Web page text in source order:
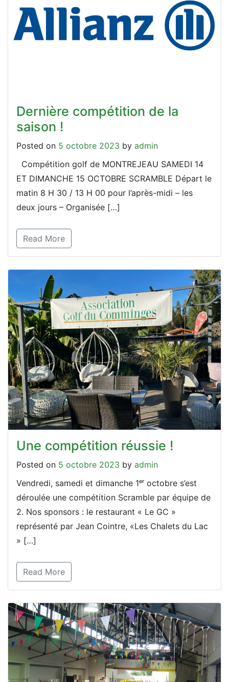
Dernière compétition de la
saison !
Posted on 5 octobre 2023 by admin
Compétition golf de MONTREJEAU SAMEDI 14
ET DIMANCHE 15 OCTOBRE SCRAMBLE Départ le
matin 8 H 30 / 13 H 00 pour l’après-midi – les
deux jours – Organisée […]
Read More
Une compétition réussie !
Posted on 5 octobre 2023 by admin
Vendredi, samedi et dimanche 1ᵉʳ octobre s’est
déroulée une compétition Scramble par équipe de
2. Nos sponsors : le restaurant « Le GC »
représenté par Jean Cointre, «Les Chalets du Lac
» […]
Read More